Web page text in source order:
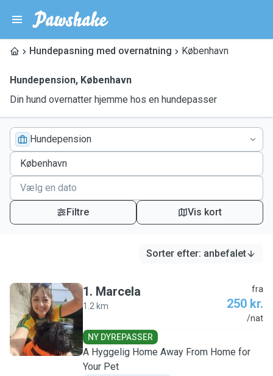
Hundepasning med overnatning København
Hundepension, København
Din hund overnatter hjemme hos en hundepasser
Hundepension
Filtre Vis kort
Sorter efter: anbefalet
M
1. Marcela
1.2 km
fra
250 kr.
/nat
NY DYREPASSER
A Hyggelig Home Away From Home for
Your Pet